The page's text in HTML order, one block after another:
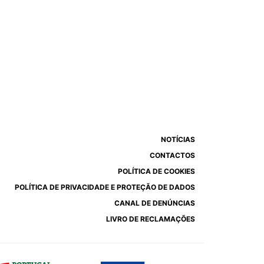
NOTÍCIAS
CONTACTOS
POLÍTICA DE COOKIES
POLÍTICA DE PRIVACIDADE E PROTEÇÃO DE DADOS
CANAL DE DENÚNCIAS
LIVRO DE RECLAMAÇÕES